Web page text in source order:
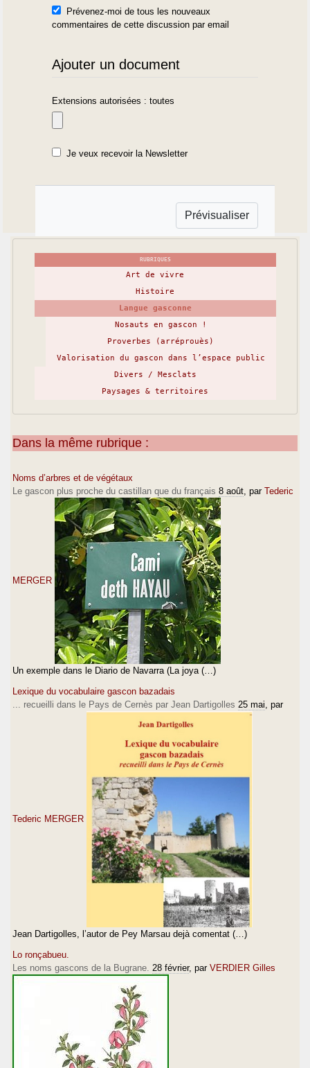
Prévenez-moi de tous les nouveaux
commentaires de cette discussion par email
Ajouter un document
Extensions autorisées : toutes
Je veux recevoir la Newsletter
RUBRIQUES
Art de vivre
Histoire
Langue gasconne
Nosauts en gascon !
Proverbes (arréprouès)
Valorisation du gascon dans l’espace public
Divers / Mesclats
Paysages & territoires
Dans la même rubrique :
Noms d’arbres et de végétaux
Le gascon plus proche du castillan que du français 8 août , par Tederic
MERGER
Un exemple dans le Diario de Navarra (La joya (…)
Lexique du vocabulaire gascon bazadais
... recueilli dans le Pays de Cernès par Jean Dartigolles 25 mai , par
Tederic MERGER
Jean Dartigolles, l’autor de Pey Marsau dejà comentat (…)
Lo ronçabueu.
Les noms gascons de la Bugrane. 28 février, par VERDIER Gilles